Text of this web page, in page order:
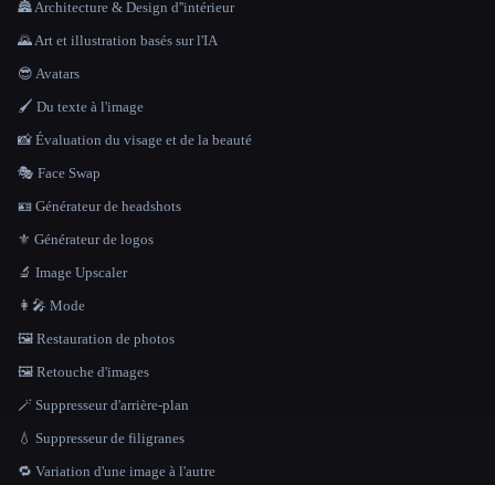
🏯 Architecture & Design d''intérieur
🌄 Art et illustration basés sur l'IA
😎 Avatars
🖌️ Du texte à l'image
📸 Évaluation du visage et de la beauté
🎭 Face Swap
🪪 Générateur de headshots
⚜️ Générateur de logos
🔬 Image Upscaler
👩‍🎤 Mode
🖼️ Restauration de photos
🖼️ Retouche d'images
🪄 Suppresseur d'arrière-plan
💧 Suppresseur de filigranes
🔁 Variation d'une image à l'autre